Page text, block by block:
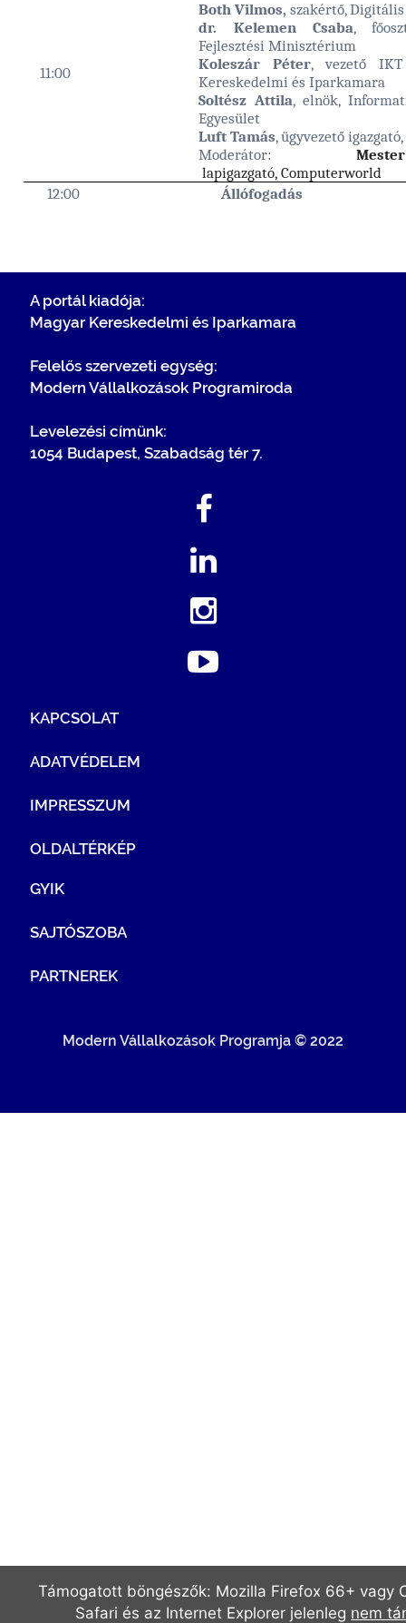
11:00
Both Vilmos,szakértő,
dr. Kelemen Csaba,
Fejlesztési Minisztérium
Koleszár Péter, vezető IKT
Kereskedelmi és Iparkamara
Soltész Attila, elnök,
Egyesület
Luft Tamás, ügyvezető
Moderátor:
lapigazgató, Computerworld
12:00
Állófogadás
A portál kiadója:
Magyar Kereskedelmi és Iparkamara
Felelős szervezeti egység:
Modern Vállalkozások Programiroda
Levelezési címünk:
1054 Budapest, Szabadság tér 7.
KAPCSOLAT
ADATVÉDELEM
IMPRESSZUM
OLDALTÉRKÉP
GYIK
SAJTÓSZOBA
PARTNEREK
Modern Vállalkozások Programja © 2022
Támogatott böngészők: Mozilla Firefox 66+ vagy
Safari és az Internet Explorer jelenleg nem